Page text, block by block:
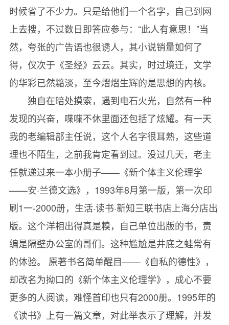
时候省了不少力。只是给他们一个名字，自己到网
上去搜，不过数日即答应参与：“此人有意思！”当
然，夸张的广告语也很诱人，其小说销量如何了
得，仅次于《圣经》云云。其实，时过境迁，文学
的华彩已然黯淡，至今熠熠生辉的是思想的内核。
独自在暗处摸索，遇到电石火光，自然有一种
发现的兴奋，喋喋不休里面还包括了炫耀。有一天
我的老编辑部主任说，这个人名字很耳熟，这些道
理也不陌生，之前我肯定看到过。没过几天，老主
任就递过来一本小册子——《新个体主义伦理学
——安·兰德文选》，1993年8月第一版，第一次印
刷1一-2000册，生活·读书·新知三联书店上海分店出
版。这个洋相出得真是糗，自己单位出版的书，责
编是隔壁办公室的哥们。这种尴尬是井底之蛙常有
的体验。 原著书名简单醒目——《自私的德性》，
却改名为拗口的《新个体主义伦理学》，成心不要
更多的人阅读，难怪首印也只有2000册。1995年的
《读书》上有一篇文章，对此举表示了理解，并发